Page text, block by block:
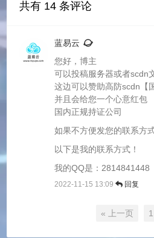
共有 14 条评论
蓝易云
您好，博主
可以投稿服务器或者scdn
这边可以赞助高防scdn【
并且会给您一个心意红包
国内正规持证公司
如果不方便发您的联系方
以下是我的联系方式！
我的QQ是：2814841448
2022-11-15 13:09 回复
« 上一页 1